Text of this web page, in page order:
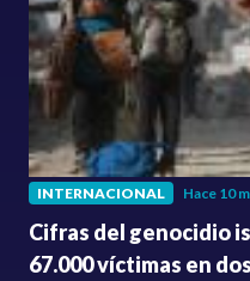
INTERNACIONAL Hace 10
Cifras del genocidio
67.000 víctimas en